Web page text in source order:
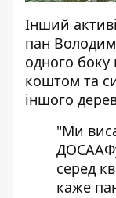
Інший
пан
одного
коштом та
іншого
"Ми
серед
каже